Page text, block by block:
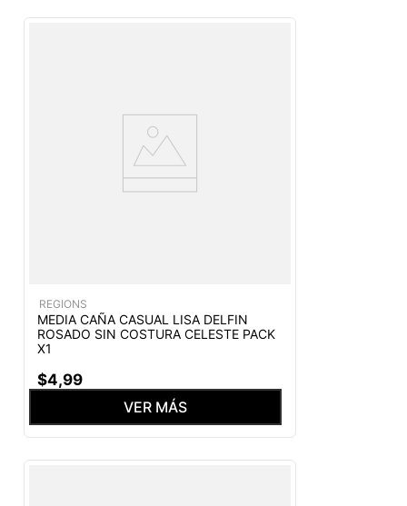
REGIONS
MEDIA CAÑA CASUAL LISA DELFIN
ROSADO SIN COSTURA CELESTE PACK
X1
$4,99
VER MÁS